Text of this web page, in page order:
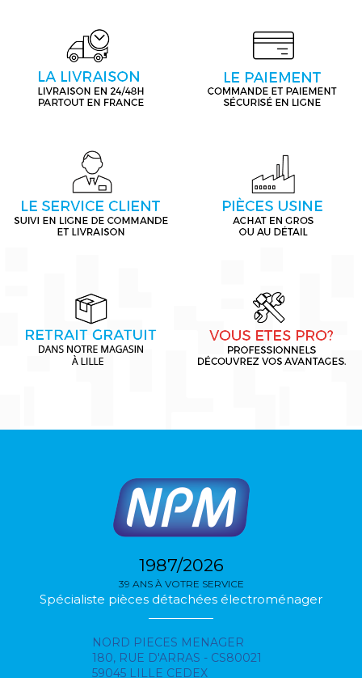
1987/2026
39 ANS À VOTRE SERVICE
Spécialiste pièces détachées électroménager
NORD PIECES MENAGER
180, RUE D'ARRAS - CS80021
59045 LILLE CEDEX